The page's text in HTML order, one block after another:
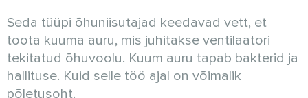
Seda tüüpi õhuniisutajad keedavad vett, et
toota kuuma auru, mis juhitakse ventilaatori
tekitatud õhuvoolu. Kuum auru tapab bakterid ja
hallituse. Kuid selle töö ajal on võimalik
põletusoht.